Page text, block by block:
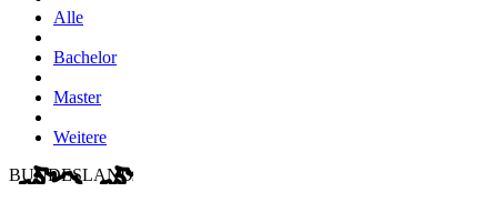
Alle
Bachelor
Master
Weitere
BUNDESLAND